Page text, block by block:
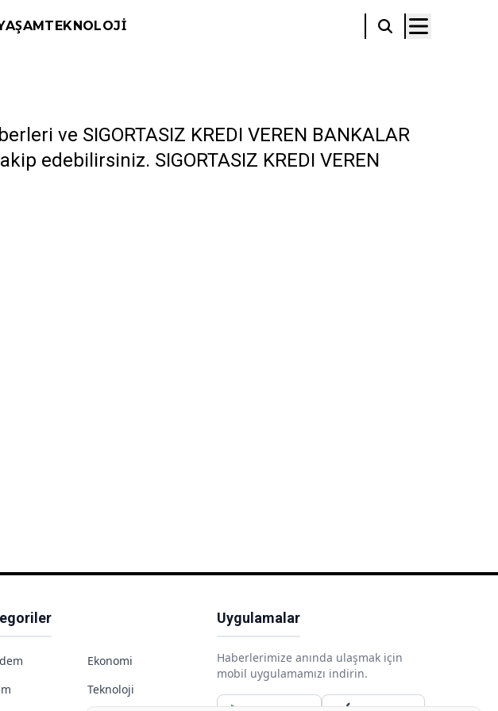
TEKNOLOJI
ve SIGORTASIZ KREDI VEREN BANKALAR
edebilirsiniz. SIGORTASIZ KREDI VEREN
Ekonomi
Teknoloji
Uygulamalar
Haberlerimize anında ulaşmak için
mobil uygulamamızı indirin.